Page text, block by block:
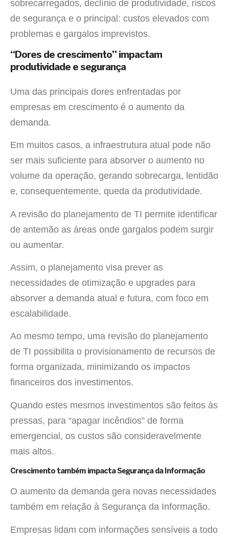
sobrecarregados, declínio de produtividade, riscos
de segurança e o principal: custos elevados com
problemas e gargalos imprevistos.
“Dores de crescimento” impactam
produtividade e segurança
Uma das principais dores enfrentadas por
empresas em crescimento é o aumento da
demanda.
Em muitos casos, a infraestrutura atual pode não
ser mais suficiente para absorver o aumento no
volume da operação, gerando sobrecarga, lentidão
e, consequentemente, queda da produtividade.
A revisão do planejamento de TI permite identificar
de antemão as áreas onde gargalos podem surgir
ou aumentar.
Assim, o planejamento visa prever as
necessidades de otimização e upgrades para
absorver a demanda atual e futura, com foco em
escalabilidade.
Ao mesmo tempo, uma revisão do planejamento
de TI possibilita o provisionamento de recursos de
forma organizada, minimizando os impactos
financeiros dos investimentos.
Quando estes mesmos investimentos são feitos às
pressas, para “apagar incêndios” de forma
emergencial, os custos são consideravelmente
mais altos.
Crescimento também impacta Segurança da Informação
O aumento da demanda gera novas necessidades
também em relação à Segurança da Informação.
Empresas lidam com informações sensíveis a todo